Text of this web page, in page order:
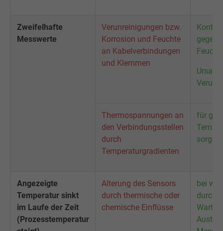
_fbp, Facebook Pixel
Cookie von Facebook für Website-Analyse,
Anzeigenausrichtung und
Anbieter Facebook Ireland Ltd.
Laufzeit 1 Jahr
Cookie von Facebook für Website-Analyse,
Zweifelhafte
Messwerte
Verunreinigungen bzw.
Korrosion und Feuchte
an Kabelverbindungen
und Klemmen
gegen
Thermospannungen an
den Verbindungsstellen
durch
Temperaturgradienten
für
sorgen
Angezeigte
Temperatur sinkt
im Laufe der Zeit
(Prozesstemperatur
Alterung des Sensors
durch thermische oder
chemische Einflüsse
bei
durch